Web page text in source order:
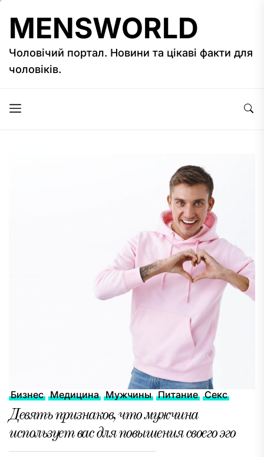
содержимому
MENSWORLD
Чоловічий портал. Новини та цікаві факти для
чоловіків.
Бизнес Медицина Мужчины Питание Секс
Девять признаков, что мужчина
использует вас для повышения своего эго